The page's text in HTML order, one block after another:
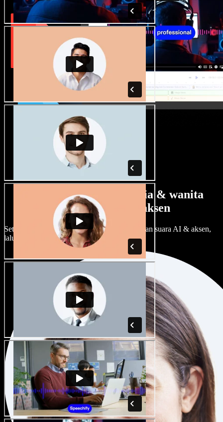
Banyak pilihan suara pria & wanita
dengan berbagai aksen
Setiap proyek bisa terdengar beda. Pilih ratusan suara AI & aksen,
lalu sesuaikan sesuka Anda.